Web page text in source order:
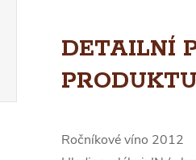
DETAILNÍ
PRODUKTU
Ročníkové víno 2012